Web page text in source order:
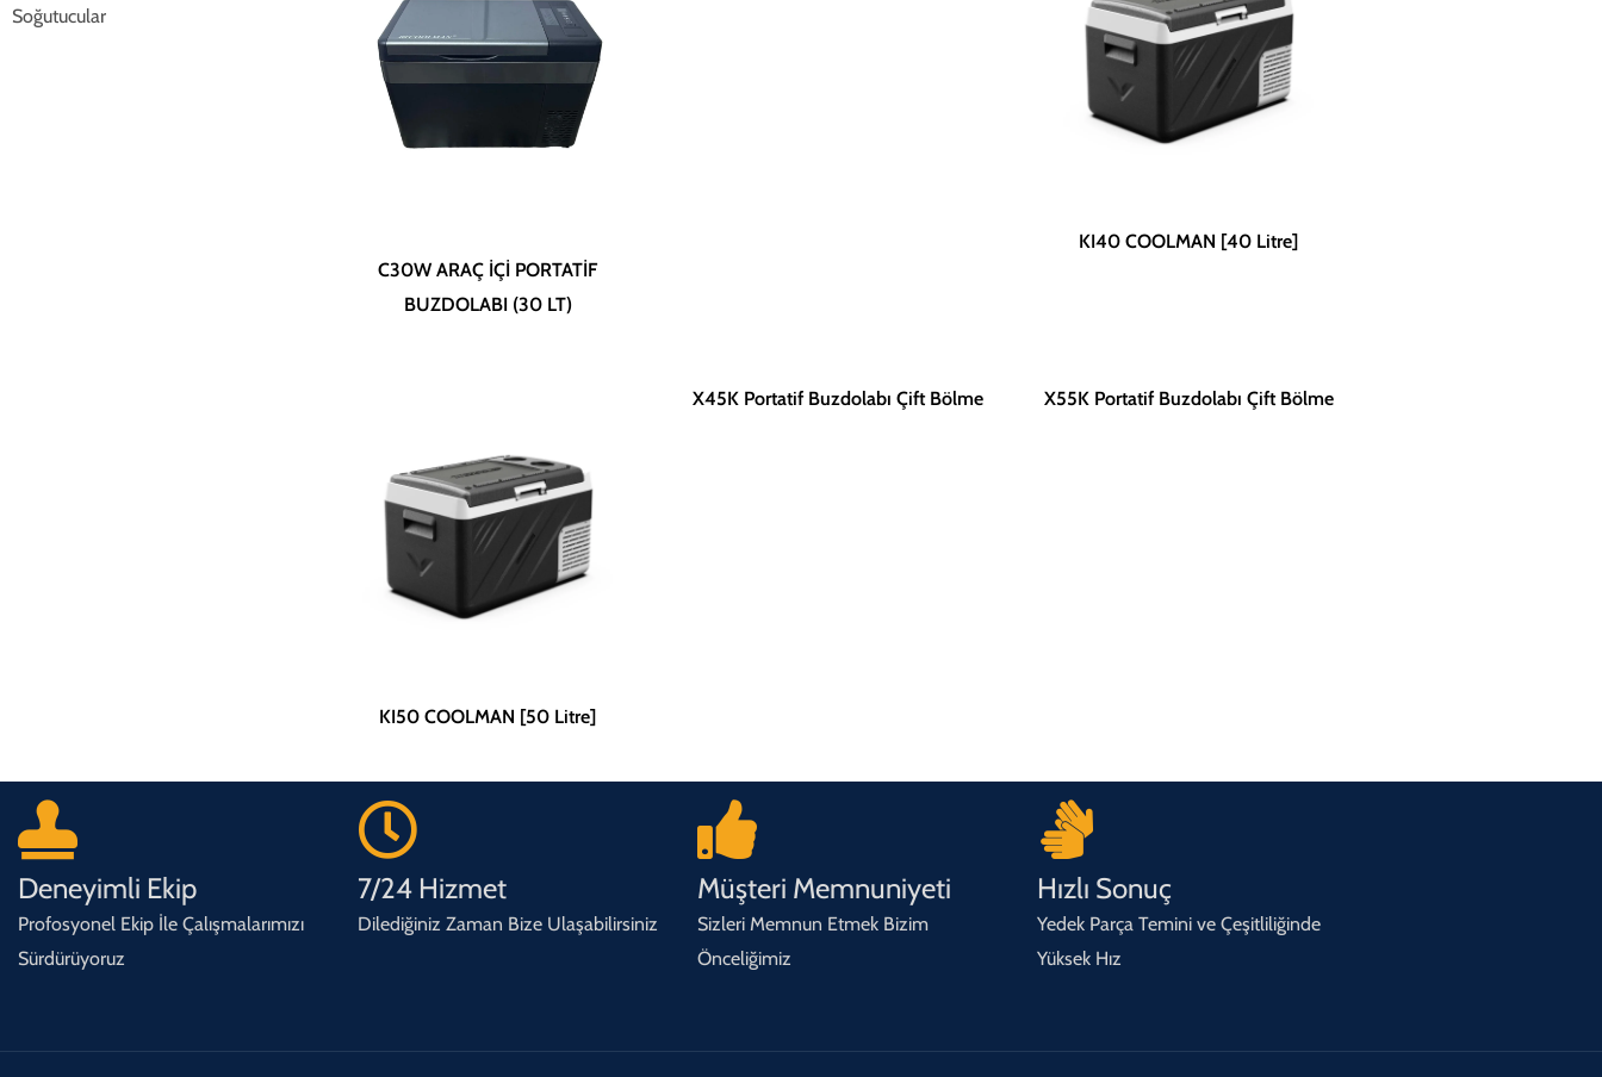
Soğutucular
C30W ARAÇ İÇİ PORTATİF
BUZDOLABI (30 LT)
KI40 COOLMAN [40 Litre]
KI50 COOLMAN [50 Litre]
X45K Portatif Buzdolabı Çift Bölme X55K Portatif Buzdolabı Çift Bölme
Deneyimli Ekip
Profosyonel Ekip İle Çalışmalarımızı
Sürdürüyoruz
7/24 Hizmet
Dilediğiniz Zaman Bize Ulaşabilirsiniz
Müşteri Memnuniyeti
Sizleri Memnun Etmek Bizim
Önceliğimiz
Hızlı Sonuç
Yedek Parça Temini ve Çeşitliliğinde
Yüksek Hız